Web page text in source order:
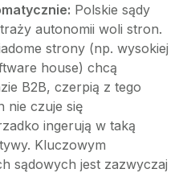
Polskie sądy
autonomii woli stron.
strony (np. wysokiej
house) chcą
B2B, czerpią z tego
nie czuje się
ingerują w taką
Kluczowym
sądowych jest zazwyczaj